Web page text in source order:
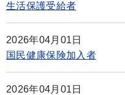
生活保護受給者
2026年04月01日
国民健康保険加入者
2026年04月01日